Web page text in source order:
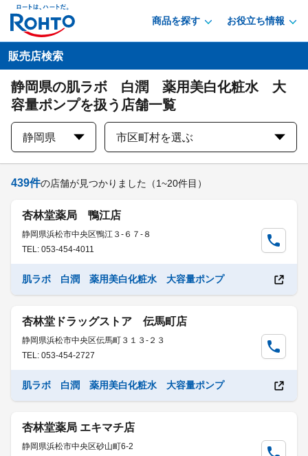
商品を探す お役立ち情報
販売店検索
静岡県の肌ラボ 白潤 薬用美白化粧水 大
容量ポンプを扱う店舗一覧
静岡県 市区町村を選ぶ
439件の店舗が見つかりました （1~20件目）
杏林堂薬局 鴨江店
静岡県浜松市中央区鴨江３-６７-８
TEL: 053-454-4011
肌ラボ 白潤 薬用美白化粧水 大容量ポンプ
杏林堂ドラッグストア 伝馬町店
静岡県浜松市中央区伝馬町３１３-２３
TEL: 053-454-2727
肌ラボ 白潤 薬用美白化粧水 大容量ポンプ
杏林堂薬局 エキマチ店
静岡県浜松市中央区砂山町6-2